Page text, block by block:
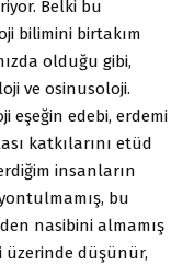
Belki bu
bilimini birtakım
olduğu gibi,
ve osinusoloji.
eşeğin edebi, erdemi
katkılarını etüd
insanların
bu
nasibini almamış
üzerinde düşünür,